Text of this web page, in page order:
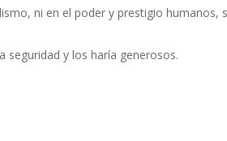
ni en el poder y prestigio humanos,
seguridad y los haría generosos.